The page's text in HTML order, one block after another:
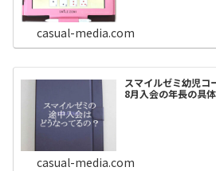
casual-media.com
スマイルゼミ幼児コ
8月入会の年長の具
casual-media.com